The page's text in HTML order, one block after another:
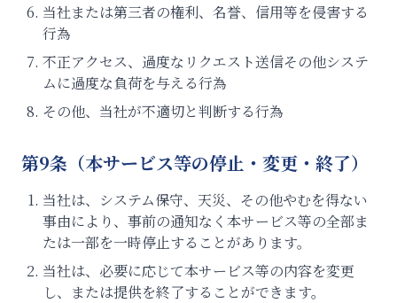
当社または第三者の権利、名誉、信用等を侵害する
行為
不正アクセス、過度なリクエスト送信その他システ
ムに過度な負荷を与える行為
その他、当社が不適切と判断する行為
第9条（本サービス等の停止・変更・終了）
当社は、システム保守、天災、その他やむを得ない
事由により、事前の通知なく本サービス等の全部ま
たは一部を一時停止することがあります。
当社は、必要に応じて本サービス等の内容を変更
し、または提供を終了することができます。